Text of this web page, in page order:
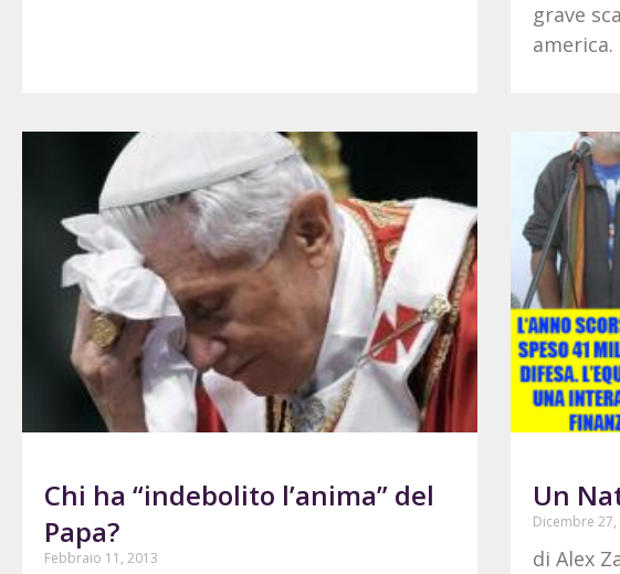
grave
america.
Chi ha “indebolito l’anima” del
Papa?
Febbraio 11, 2013
Un
Dicembre 27,
di Alex